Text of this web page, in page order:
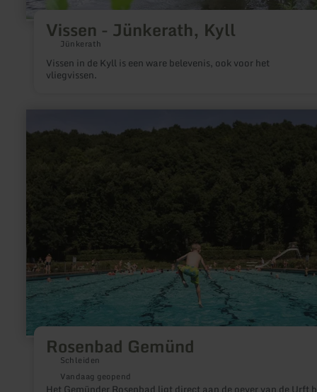
Vissen - Jünkerath, Kyll
Jünkerath
Vissen in de Kyll is een ware belevenis, ook voor het
vliegvissen.
Rosenbad Gemünd
Schleiden
Vandaag geopend
over: